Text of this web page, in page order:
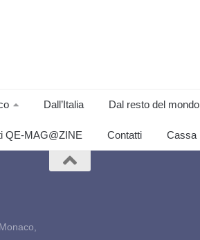
Dall’Italia Dal resto del mondo
QE-MAG@ZINE Contatti Cassa